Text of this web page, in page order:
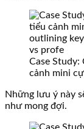
Case Study:
cảnh mini
Những lưu ý này
như mong đợi.